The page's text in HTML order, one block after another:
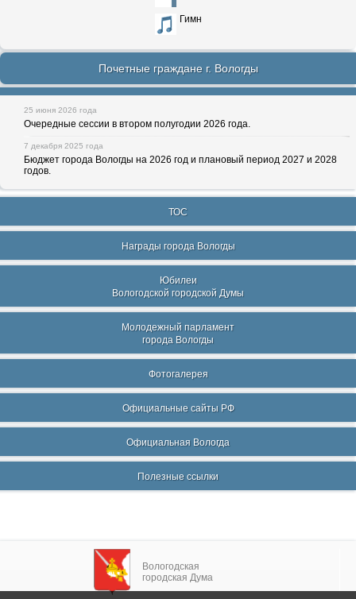
Гимн
Почетные граждане г. Вологды
25 июня 2026 года
Очередные сессии в втором полугодии 2026 года.
7 декабря 2025 года
Бюджет города Вологды на 2026 год и плановый период 2027 и 2028
годов.
ТОС
Награды города Вологды
Юбилеи
Вологодской городской Думы
Молодежный парламент
города Вологды
Фотогалерея
Официальные сайты РФ
Официальная Вологда
Полезные ссылки
Вологодская
городская Дума